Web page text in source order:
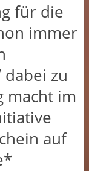
für die
immer
dabei zu
macht im
auf